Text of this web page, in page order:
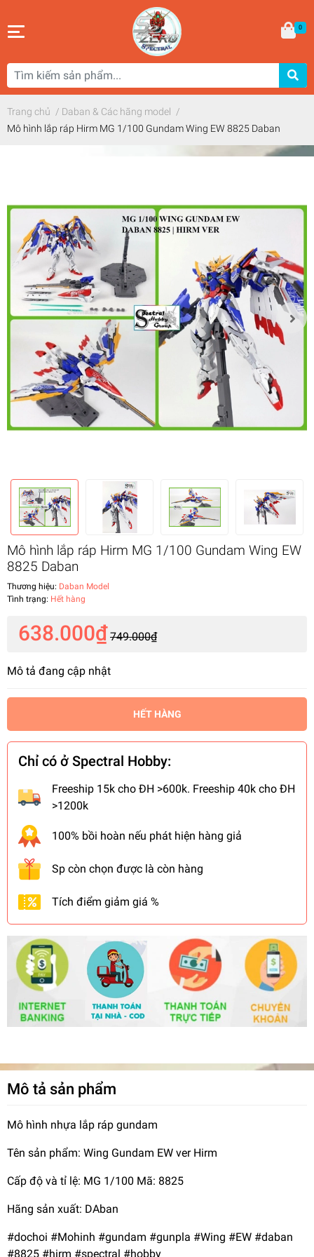
0
Trang chủ / Daban & Các hãng model /
Mô hình lắp ráp Hirm MG 1/100 Gundam Wing EW 8825 Daban
Mô hình lắp ráp Hirm MG 1/100 Gundam Wing EW
8825 Daban
Thương hiệu: Daban Model
Tình trạng: Hết hàng
638.000₫ 749.000₫
Mô tả đang cập nhật
HẾT HÀNG
Chỉ có ở Spectral Hobby:
Freeship 15k cho ĐH >600k. Freeship 40k cho ĐH
>1200k
100% bồi hoàn nếu phát hiện hàng giả
Sp còn chọn được là còn hàng
Tích điểm giảm giá %
Mô tả sản phẩm
Mô hình nhựa lắp ráp gundam
Tên sản phẩm: Wing Gundam EW ver Hirm
Cấp độ và tỉ lệ: MG 1/100 Mã: 8825
Hãng sản xuất: DAban
#dochoi #Mohinh #gundam #gunpla #Wing #EW #daban
#8825 #hirm #spectral #hobby